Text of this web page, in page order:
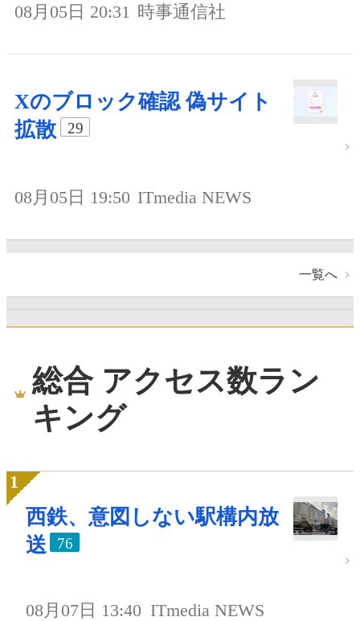
08月05日 20:31 時事通信社
Xのブロック確認 偽サイト
拡散
29
08月05日 19:50 ITmedia NEWS
一覧へ
総合 アクセス数ラン
キング
西鉄、意図しない駅構内放
送
76
08月07日 13:40 ITmedia NEWS